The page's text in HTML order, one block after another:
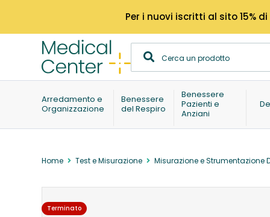
Per i nuovi iscritti al sito 15%
Arredamento e
Organizzazione
Benessere
del Respiro
Benessere
Pazienti e
Anziani
Home Test e Misurazione Misurazione e Strumentazione
Terminato